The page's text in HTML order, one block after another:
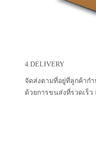
4.DELIVERY
จัดส่งตามที่อยู่ที่ลูกค้าก
ด้วยการขนส่งที่รวดเร็